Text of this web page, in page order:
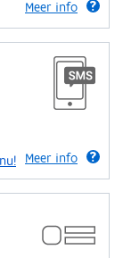
Meer info
Meer info